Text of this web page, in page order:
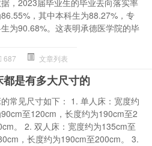
，2023届毕业生的毕业去向落实率
，其中本科生为88.27%，专
为90.68%。这表明承德医学院的毕
687 文章列表
都是有多大尺寸的
常见尺寸如下： 1. 单人床：宽度约
至120cm，长度约为190cm至2
。 2. 双人床：宽度约为135cm至
，长度约为190cm至200cm。 3.